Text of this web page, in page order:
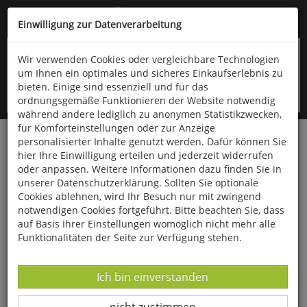
Kompletten Head der Seite überspringen
oder (06766) 9323-960
Startseite Bücher Downloads
Zeitschriften
Betrifft Sport
Sehbehindertenfußball
Einwilligung zur Datenverarbeitung
Wir verwenden Cookies oder vergleichbare Technologien
um Ihnen ein optimales und sicheres Einkaufserlebnis zu
bieten. Einige sind essenziell und für das
ordnungsgemäße Funktionieren der Website notwendig
während andere lediglich zu anonymen Statistikzwecken,
für Komforteinstellungen oder zur Anzeige
personalisierter Inhalte genutzt werden. Dafür können Sie
hier Ihre Einwilligung erteilen und jederzeit widerrufen
oder anpassen. Weitere Informationen dazu finden Sie in
unserer Datenschutzerklärung. Sollten Sie optionale
Cookies ablehnen, wird Ihr Besuch nur mit zwingend
notwendigen Cookies fortgeführt. Bitte beachten Sie, dass
auf Basis Ihrer Einstellungen womöglich nicht mehr alle
Funktionalitäten der Seite zur Verfügung stehen.
Datenverarbeitung -
Ich bin einverstanden